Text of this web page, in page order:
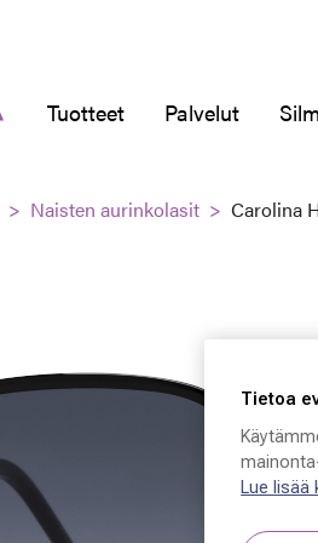
Tuotteet Palvelut
Naisten aurinkolasit Carolina
Tietoa
Lue